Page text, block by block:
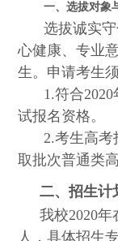
一、选拔对象
选拔诚实
心健康、专业
生。申请考生
1.符合2020
试报名资格。
2.考生高考
取批次普通类
二、招生计
我校2020年
人，具体招生